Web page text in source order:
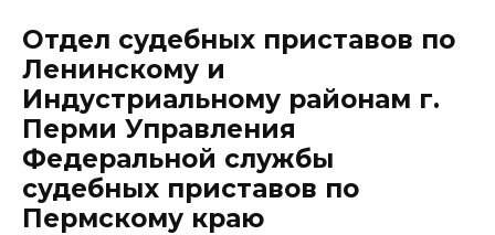
Отдел судебных приставов по
Ленинскому и
Индустриальному районам г.
Перми Управления
Федеральной службы
судебных приставов по
Пермскому краю